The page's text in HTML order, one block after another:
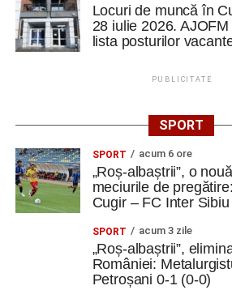
Locuri de muncă în
28 iulie 2026.
lista posturilor
PUBLICITATE
SPORT
SPORT acum 6 ore
„Roș-albaștrii”, o
meciurile de
Cugir – FC Inter
SPORT acum 3 zile
„Roș-albaștrii”,
României:
Petroșani 0-1 (0-0)